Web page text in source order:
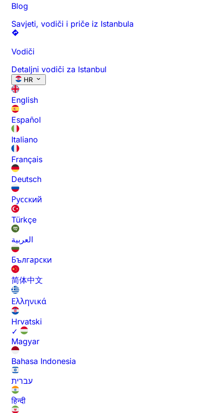
Blog
Savjeti, vodiči i priče iz Istanbula
Vodiči
Detaljni vodiči za Istanbul
HR
English
Español
Italiano
Français
Deutsch
Русский
Türkçe
العربية
Български
简体中文
Ελληνικά
Hrvatski
✓
Magyar
Bahasa Indonesia
עברית
हिन्दी